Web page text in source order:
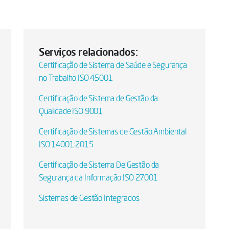
Serviços relacionados:
Certificação de Sistema de Saúde e Segurança
no Trabalho ISO 45001
Certificação de Sistema de Gestão da
Qualidade ISO 9001
Certificação de Sistemas de Gestão Ambiental
ISO 14001:2015
Certificação de Sistema De Gestão da
Segurança da Informação ISO 27001
Sistemas de Gestão Integrados